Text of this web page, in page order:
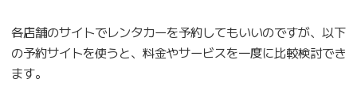
各店舗のサイトでレンタカーを予約してもいいのですが、以下
の予約サイトを使うと、料金やサービスを一度に比較検討でき
ます。